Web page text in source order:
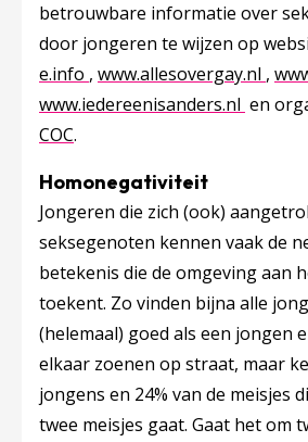
betrouwbare informatie over
door jongeren te wijzen op
e.info Deze linkt opent in een
, www.allesovergay.nl ,
www.iedereenisanders.nl Deze
en
COC.
Homonegativiteit
Jongeren die zich (ook)
seksegenoten kennen vaak de
betekenis die de omgeving aan
toekent. Zo vinden bijna alle
(helemaal) goed als een jongen
elkaar zoenen op straat, maar
jongens en 24% van de meisjes
twee meisjes gaat. Gaat het om